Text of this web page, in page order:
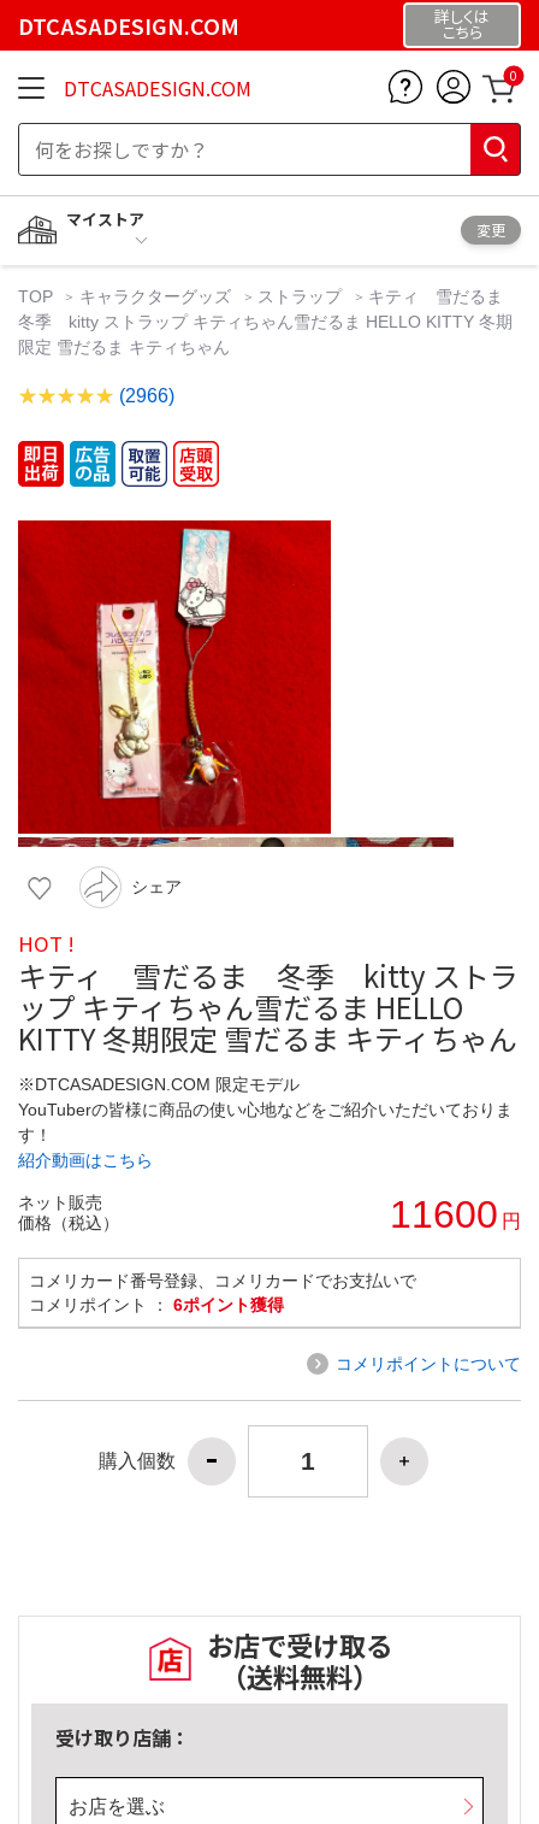
DTCASADESIGN.COM 詳しくは
こちら
DTCASADESIGN.COM 0
マイストア
変更
TOP キャラクターグッズ ストラップ
キティ 雪だるま
冬季 kitty ストラップ キティちゃん雪だるま HELLO KITTY 冬期
限定 雪だるま キティちゃん
(2966)
シェア
HOT !
キティ 雪だるま 冬季 kitty ストラ
ップ キティちゃん雪だるま HELLO
KITTY 冬期限定 雪だるま キティちゃん
※DTCASADESIGN.COM 限定モデル
YouTuberの皆様に商品の使い心地などをご紹介いただいておりま
す！
紹介動画はこちら
ネット販売
価格（税込）
11600 円
コメリカード番号登録、コメリカードでお支払いで
コメリポイント ： 6ポイント獲得
コメリポイントについて
購入個数
お店で受け取る
（送料無料）
受け取り店舗：
お店を選ぶ